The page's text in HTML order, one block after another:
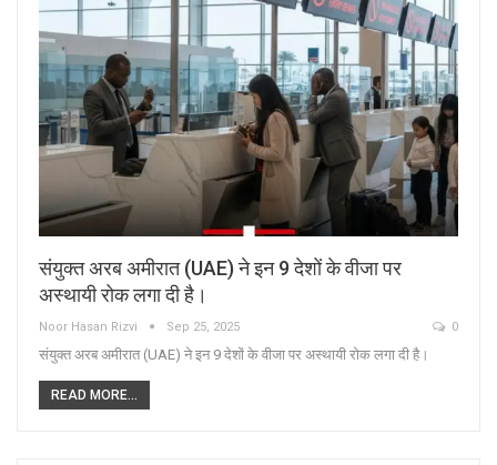
संयुक्त अरब अमीरात (UAE) ने इन 9 देशों के वीजा पर
अस्थायी रोक लगा दी है।
Noor Hasan Rizvi Sep 25, 2025 0
संयुक्त अरब अमीरात (UAE) ने इन 9 देशों के वीजा पर अस्थायी रोक लगा दी है।
READ MORE...